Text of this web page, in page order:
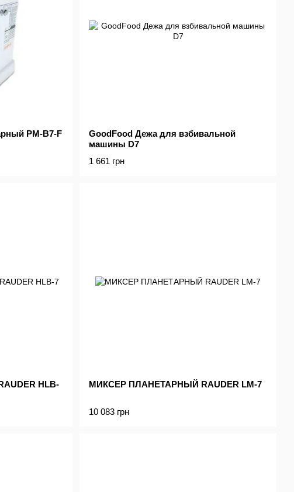
PM-B7-F
GoodFood Дежа для взбивальной
машины D7
1 661 грн
HLB-
МИКСЕР ПЛАНЕТАРНЫЙ RAUDER LM-7
10 083 грн